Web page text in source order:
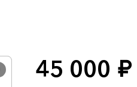
45 000 руб.